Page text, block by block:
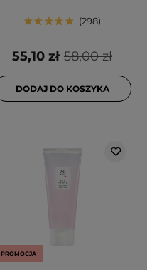
298
58,00 zł
55,10 zł
DODAJ DO KOSZYKA
PROMOCJA